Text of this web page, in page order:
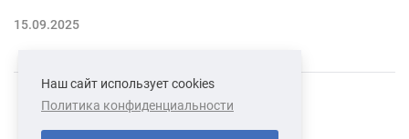
15.09.2025
СВЯЗАТЬСЯ С НАМИ О НАС
Наш сайт использует cookies
Политика конфиденциальности